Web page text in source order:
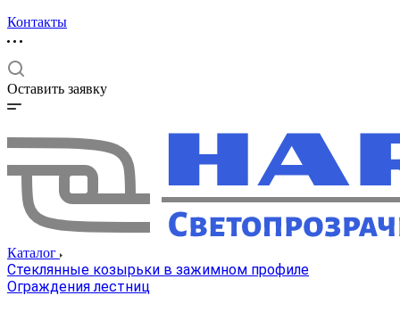
Контакты
Оставить заявку
Каталог
Стеклянные козырьки в зажимном профиле
Ограждения лестниц